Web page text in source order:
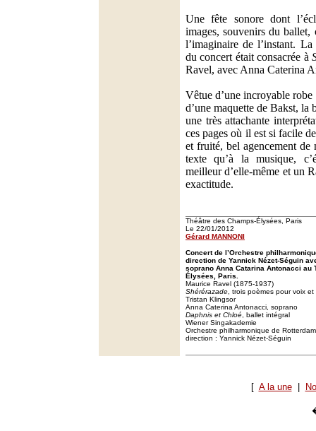
Une fête sonore dont
images, souvenirs du
l’imaginaire de l’instant.
du concert était consacrée à
Ravel, avec Anna Caterina
Vêtue d’une incroyable
d’une maquette de Bakst, la
une très attachante
ces pages où il est si facile
et fruité, bel agencement de
texte qu’à la musique,
meilleur d’elle-même et un
exactitude.
Théâtre des Champs-Élysées, Paris
Le 22/01/2012
Gérard MANNONI
Concert de l’Orchestre
direction de Yannick Nézet-Séguin
soprano Anna Catarina Antonacci au
Élysées, Paris.
Maurice Ravel (1875-1937)
Shérérazade , trois poèmes pour voix
Tristan Klingsor
Anna Caterina Antonacci, soprano
Daphnis et Chloé , ballet intégral
Wiener Singakademie
Orchestre philharmonique de Rotterdam
direction : Yannick Nézet-Séguin
[ A la une|